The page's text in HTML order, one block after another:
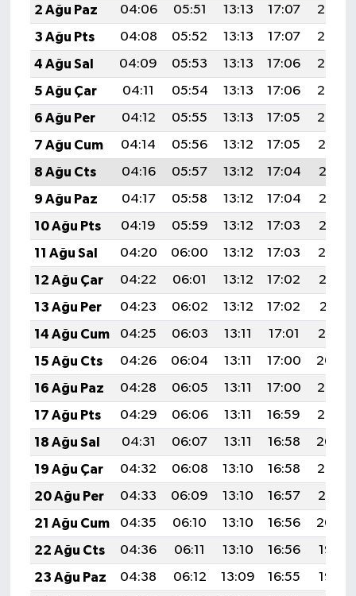
2 Ağu Paz
04:06 05:51 13:13 17:07
20:25
3 Ağu Pts
04:08 05:52 13:13 17:07
20:24
4 Ağu Sal
04:09 05:53 13:13 17:06
20:23
5 Ağu Çar
04:11 05:54 13:13 17:06
20:22
6 Ağu Per
04:12 05:55 13:13 17:05
20:20
7 Ağu Cum
04:14 05:56 13:12 17:05
20:19
8 Ağu Cts
04:16 05:57 13:12 17:04
20:18
9 Ağu Paz
04:17 05:58 13:12 17:04
20:17
10 Ağu Pts
04:19 05:59 13:12 17:03
20:15
11 Ağu Sal
04:20 06:00 13:12 17:03
20:14
12 Ağu Çar
04:22 06:01 13:12 17:02
20:13
13 Ağu Per
04:23 06:02 13:12 17:02
20:11
14 Ağu Cum
04:25 06:03 13:11 17:01
20:10
15 Ağu Cts
04:26 06:04 13:11 17:00
20:09
16 Ağu Paz
04:28 06:05 13:11 17:00
20:07
17 Ağu Pts
04:29 06:06 13:11 16:59
20:06
18 Ağu Sal
04:31 06:07 13:11 16:58
20:04
19 Ağu Çar
04:32 06:08 13:10 16:58
20:03
20 Ağu Per
04:33 06:09 13:10 16:57
20:01
21 Ağu Cum
04:35 06:10 13:10 16:56
20:00
22 Ağu Cts
04:36 06:11 13:10 16:56
19:58
23 Ağu Paz
04:38 06:12 13:09 16:55
19:57